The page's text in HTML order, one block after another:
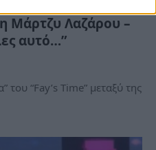
Μάρτζυ Λαζάρου –
αυτό…”
του “Fay’s Time” μεταξύ της